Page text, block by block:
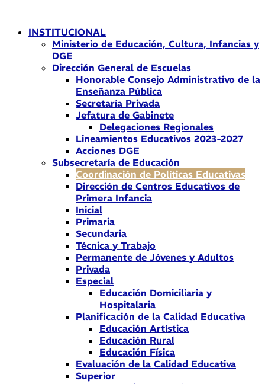
contenidoINSTITUCIONAL
Ministerio de Educación, Cultura, Infancias y
DGE
Dirección General de Escuelas
Honorable Consejo Administrativo de la
Enseñanza Pública
Secretaría Privada
Jefatura de Gabinete
Delegaciones Regionales
Lineamientos Educativos 2023-2027
Acciones DGE
Subsecretaría de Educación
Coordinación de Políticas Educativas
Dirección de Centros Educativos de
Primera Infancia
Inicial
Primaria
Secundaria
Técnica y Trabajo
Permanente de Jóvenes y Adultos
Privada
Especial
Educación Domiciliaria y
Hospitalaria
Planificación de la Calidad Educativa
Educación Artística
Educación Rural
Educación Física
Evaluación de la Calidad Educativa
Superior